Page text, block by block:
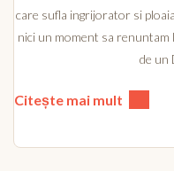
care sufla ingrijorator si
nici un moment sa renuntam
de un
Citește mai mult